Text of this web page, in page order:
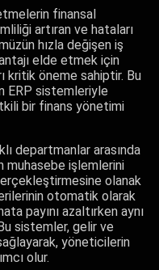
finansal
artıran ve hataları
hızla değişen iş
elde etmek için
kritik öneme sahiptir. Bu
ERP sistemleriyle
bir finans yönetimi
departmanlar arasında
muhasebe işlemlerini
olanak
otomatik olarak
payını azaltırken aynı
sistemler, gelir ve
yöneticilerin
olur.